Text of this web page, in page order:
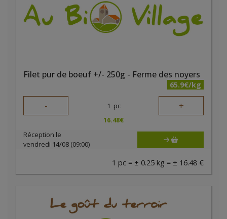
Filet pur de boeuf +/- 250g - Ferme des noyers
65.9€/kg
- 1 pc +
16.48€
Réception le
vendredi 14/08 (09:00)
1 pc = ± 0.25 kg = ± 16.48 €